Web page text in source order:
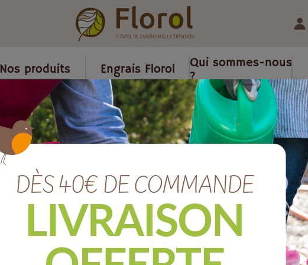
Nos produits Engrais Florol
Qui sommes-nous
?
Brosserie alimentaire/Brosse tank à lait 90 x 175 mm
Brosse tank à lait
Ref : BD586C
EAN :
3259312205864
Marque : SOERGEN Distribution
Quantité :